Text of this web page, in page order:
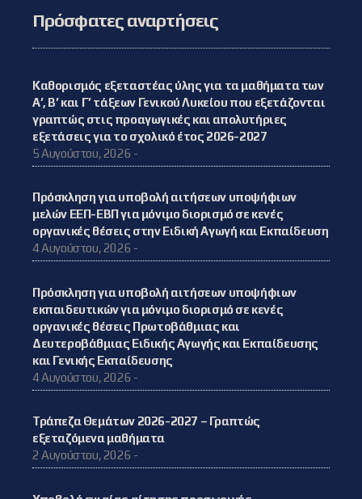
Πρόσφατες αναρτήσεις
Καθορισμός εξεταστέας ύλης για τα μαθήματα των
Α’, Β’ και Γ’ τάξεων Γενικού Λυκείου που εξετάζονται
γραπτώς στις προαγωγικές και απολυτήριες
εξετάσεις για το σχολικό έτος 2026-2027
5 Αυγούστου, 2026 -
Πρόσκληση για υποβολή αιτήσεων υποψήφιων
μελών ΕΕΠ-ΕΒΠ για μόνιμο διορισμό σε κενές
οργανικές θέσεις στην Ειδική Αγωγή και Εκπαίδευση
4 Αυγούστου, 2026 -
Πρόσκληση για υποβολή αιτήσεων υποψήφιων
εκπαιδευτικών για μόνιμο διορισμό σε κενές
οργανικές θέσεις Πρωτοβάθμιας και
Δευτεροβάθμιας Ειδικής Αγωγής και Εκπαίδευσης
και Γενικής Εκπαίδευσης
4 Αυγούστου, 2026 -
Τράπεζα Θεμάτων 2026-2027 – Γραπτώς
εξεταζόμενα μαθήματα
2 Αυγούστου, 2026 -